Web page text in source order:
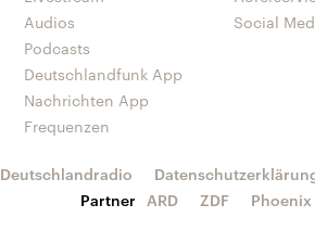
Audios
Podcasts
Deutschlandfunk App
Nachrichten App
Frequenzen
Social
Deutschlandradio
Partner
ARD ZDF Phoenix